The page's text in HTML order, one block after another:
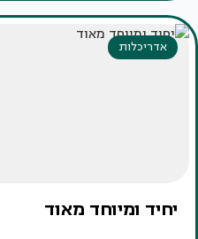
אדריכלות
יחיד ומיוחד מאוד